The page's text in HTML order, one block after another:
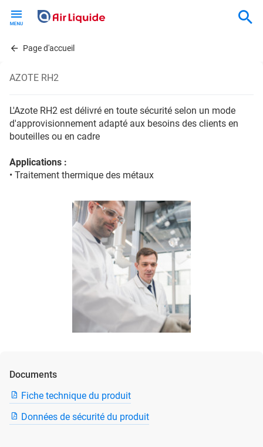
contentPage d'accueil
AZOTE RH2
L'Azote RH2 est délivré en toute sécurité selon un mode
d'approvisionnement adapté aux besoins des clients en
bouteilles ou en cadre
Applications :
• Traitement thermique des métaux
Documents
Fiche technique du produit
Données de sécurité du produit